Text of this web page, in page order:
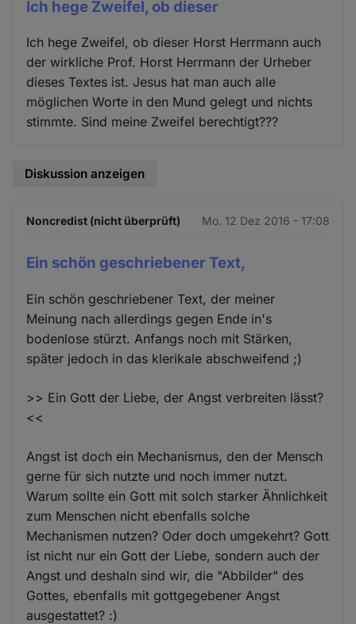
Ich hege Zweifel, ob dieser
Ich hege Zweifel, ob dieser Horst Herrmann auch
der wirkliche Prof. Horst Herrmann der Urheber
dieses Textes ist. Jesus hat man auch alle
möglichen Worte in den Mund gelegt und nichts
stimmte. Sind meine Zweifel berechtigt???
Diskussion anzeigen
Noncredist (nicht überprüft) Mo. 12 Dez 2016 - 17:08
Ein schön geschriebener Text,
Ein schön geschriebener Text, der meiner
Meinung nach allerdings gegen Ende in's
bodenlose stürzt. Anfangs noch mit Stärken,
später jedoch in das klerikale abschweifend ;)
>> Ein Gott der Liebe, der Angst verbreiten lässt?
<<
Angst ist doch ein Mechanismus, den der Mensch
gerne für sich nutzte und noch immer nutzt.
Warum sollte ein Gott mit solch starker Ähnlichkeit
zum Menschen nicht ebenfalls solche
Mechanismen nutzen? Oder doch umgekehrt? Gott
ist nicht nur ein Gott der Liebe, sondern auch der
Angst und deshaln sind wir, die "Abbilder" des
Gottes, ebenfalls mit gottgegebener Angst
ausgestattet? :)